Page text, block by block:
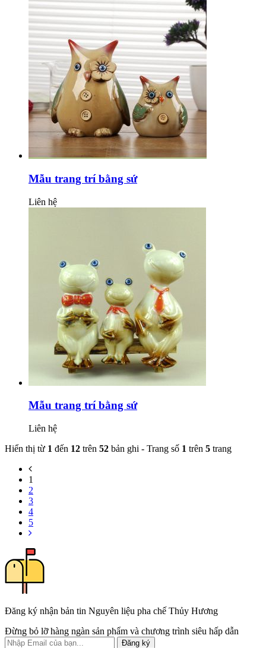
Mẫu trang trí bằng sứ
Liên hệ
Mẫu trang trí bằng sứ
Liên hệ
Hiển thị từ 1 đến 12 trên 52 bản ghi - Trang số 1 trên 5 trang
1
2
3
4
5
Đăng ký nhận bản tin Nguyên liệu pha chế Thủy Hương
Đừng bỏ lỡ hàng ngàn sản phẩm và chương trình siêu hấp dẫn
Đăng ký